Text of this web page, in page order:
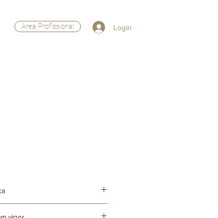
Área Profissional Login